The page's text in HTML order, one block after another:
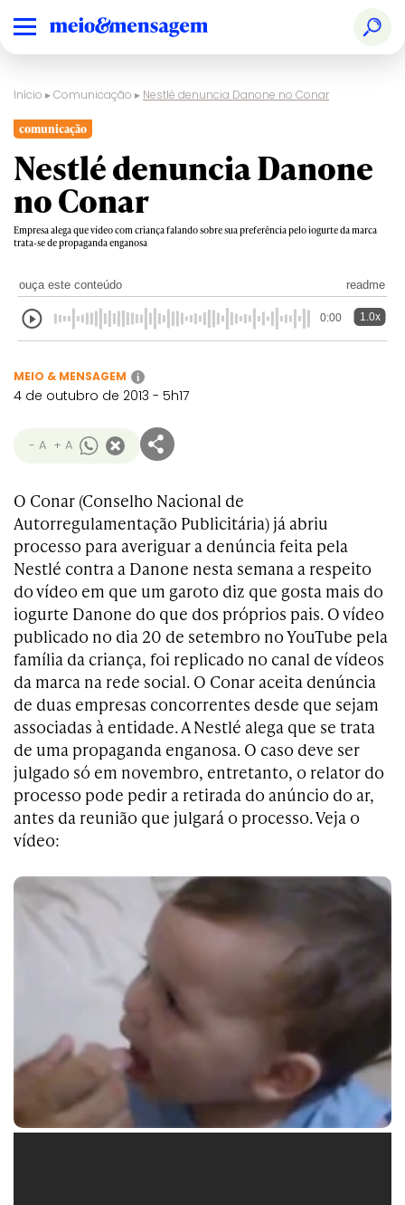
Início ▸Comunicação ▸ Nestlé denuncia Danone no Conar
comunicação
Nestlé denuncia Danone
no Conar
Empresa alega que vídeo com criança falando sobre sua preferência pelo iogurte da marca
trata-se de propaganda enganosa
ouça este conteúdo readme
0:00 1.0x
MEIO & MENSAGEM i
4 de outubro de 2013 - 5h17
- A + A
O Conar (Conselho Nacional de
Autorregulamentação Publicitária) já abriu
processo para averiguar a denúncia feita pela
Nestlé contra a Danone nesta semana a respeito
do vídeo em que um garoto diz que gosta mais do
iogurte Danone do que dos próprios pais. O vídeo
publicado no dia 20 de setembro no YouTube pela
família da criança, foi replicado no canal de vídeos
da marca na rede social. O Conar aceita denúncia
de duas empresas concorrentes desde que sejam
associadas à entidade. A Nestlé alega que se trata
de uma propaganda enganosa. O caso deve ser
julgado só em novembro, entretanto, o relator do
processo pode pedir a retirada do anúncio do ar,
antes da reunião que julgará o processo. Veja o
vídeo: